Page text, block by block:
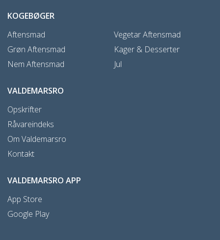
KOGEBØGER
Aftensmad
Grøn Aftensmad
Nem Aftensmad
Vegetar Aftensmad
Kager & Desserter
Jul
VALDEMARSRO
Opskrifter
Råvareindeks
Om Valdemarsro
Kontakt
VALDEMARSRO APP
App Store
Google Play